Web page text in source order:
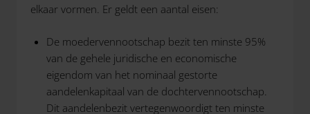
elkaar vormen. Er geldt een aantal eisen:
De moedervennootschap bezit ten minste 95%
van de gehele juridische en economische
eigendom van het nominaal gestorte
aandelenkapitaal van de dochtervennootschap.
Dit aandelenbezit vertegenwoordigt ten minste